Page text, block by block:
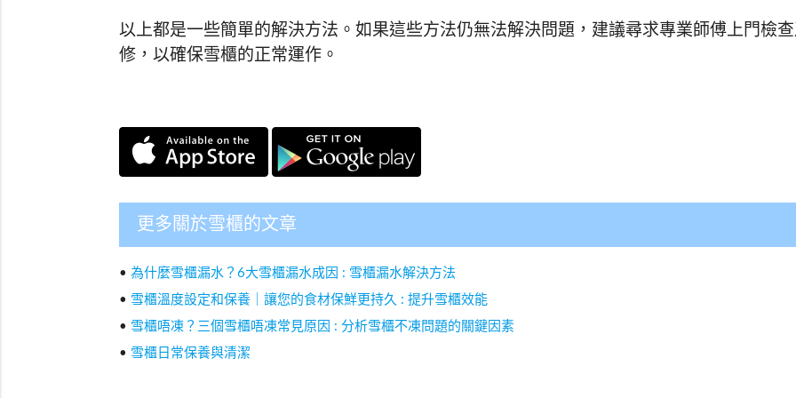
以上都是一些簡單的解決方法。如果這些方法仍無法解決問題，建議尋求專業師傅上門檢
修，以確保雪櫃的正常運作。
更多關於雪櫃的文章
•為什麼雪櫃漏水？6大雪櫃漏水成因 : 雪櫃漏水解決方法
• 雪櫃溫度設定和保養｜讓您的食材保鮮更持久 : 提升雪櫃效能
• 雪櫃唔凍？三個雪櫃唔凍常見原因 : 分析雪櫃不凍問題的關鍵因素
• 雪櫃日常保養與清潔